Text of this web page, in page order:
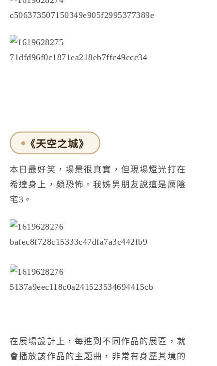
《天空之城》
本日最好笑，場景很真實，但現場燈光打在
希達身上，頗恐怖。我姊男朋友說這是厲陰
宅3。
在展場設計上，每進到不同作品的展區，就
會播放該作品的主題曲，非常有身歷其境的